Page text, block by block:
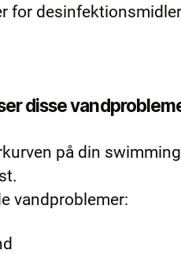
for
disse
på din
vandproblemer: